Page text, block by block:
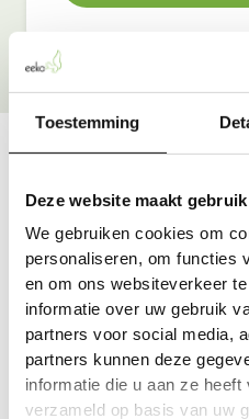
Toestemming
Deze website maakt
We gebruiken cookies om
personaliseren, om functies
en om ons websiteverkeer
informatie over uw gebruik
partners voor social media,
partners kunnen deze
informatie die u aan ze
verzameld op basis van uw
Vraag & antwoord
De meest voorkomende
je hier.
Bekijk alle